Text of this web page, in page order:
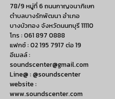
78/9 หมู่ที่ 6 ถนนกาญจนาภิเษก
ตำบลบางรักพัฒนา อำเภอ
บางบัวทอง จังหวัดนนทบุรี 11110
โทร :061 897 0888
แฟกซ์ :02 195 7917 ต่อ 19
อีเมลล์ :
soundscenter@gmail.com
Line@ : @soundscenter
website :
www.soundscenter.com